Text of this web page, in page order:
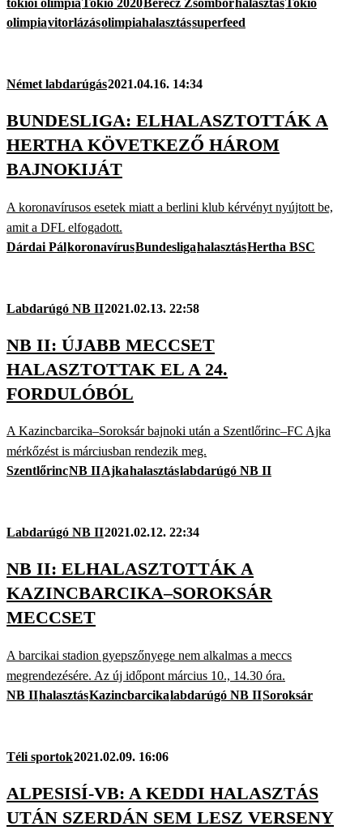
tokiói olimpiaTokió 2020 Berecz Zsombor halasztásTokió
olimpiavitorlázásolimpiahalasztássuperfeed
Német labdarúgás2021.04.16. 14:34
BUNDESLIGA: ELHALASZTOTTÁK A
HERTHA KÖVETKEZŐ HÁROM
BAJNOKIJÁT
A koronavírusos esetek miatt a berlini klub kérvényt nyújtott be,
amit a DFL elfogadott.
Dárdai PálkoronavírusBundesligahalasztásHertha BSC
Labdarúgó NB II2021.02.13. 22:58
NB II: ÚJABB MECCSET
HALASZTOTTAK EL A 24.
FORDULÓBÓL
A Kazincbarcika–Soroksár bajnoki után a Szentlőrinc–FC Ajka
mérkőzést is márciusban rendezik meg.
SzentlőrincNB IIAjkahalasztáslabdarúgó NB II
Labdarúgó NB II2021.02.12. 22:34
NB II: ELHALASZTOTTÁK A
KAZINCBARCIKA–SOROKSÁR
MECCSET
A barcikai stadion gyepszőnyege nem alkalmas a meccs
megrendezésére. Az új időpont március 10., 14.30 óra.
NB IIhalasztásKazincbarcikalabdarúgó NB IISoroksár
Téli sportok2021.02.09. 16:06
ALPESISÍ-VB: A KEDDI HALASZTÁS
UTÁN SZERDÁN SEM LESZ VERSENY